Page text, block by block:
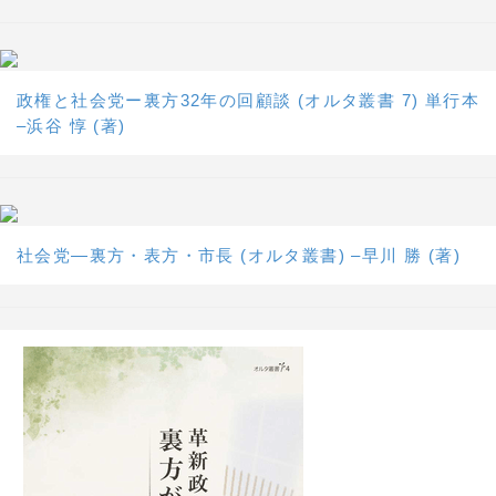
政権と社会党ー裏方32年の回顧談 (オルタ叢書 7) 単行本
–浜谷 惇 (著)
社会党―裏方・表方・市長 (オルタ叢書) –早川 勝 (著)